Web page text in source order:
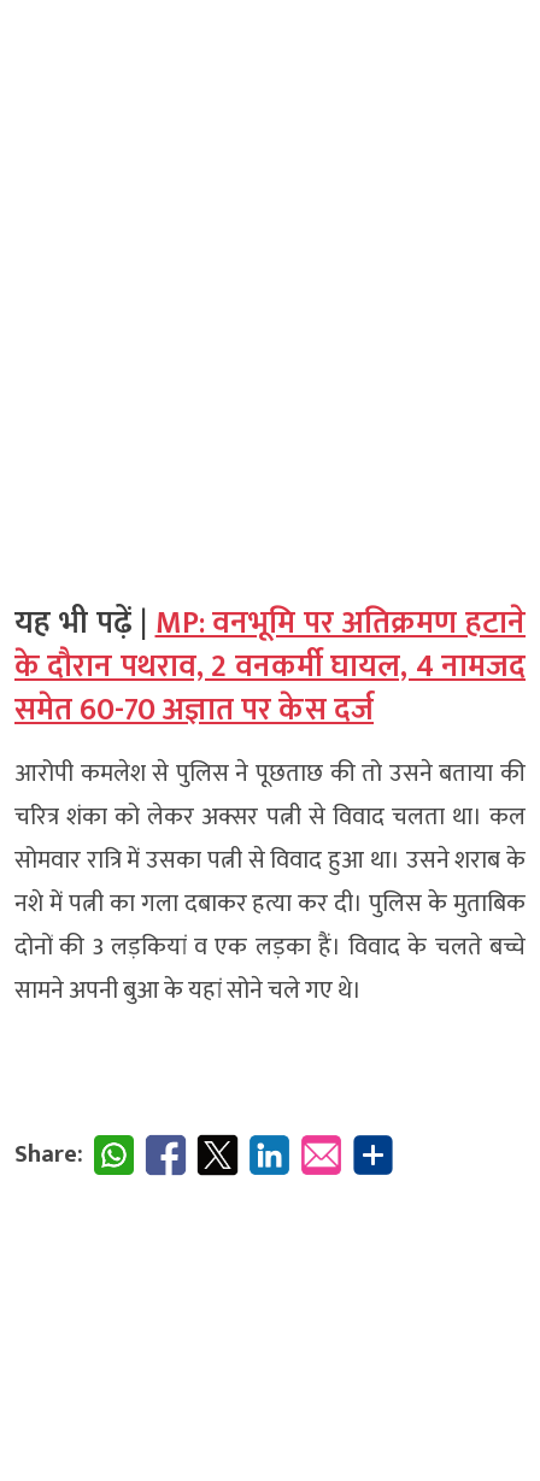
यह भी पढ़ें |MP: वनभूमि पर अतिक्रमण हटाने
के दौरान पथराव, 2 वनकर्मी घायल, 4 नामजद
समेत 60-70 अज्ञात पर केस दर्ज
आरोपी कमलेश से पुलिस ने पूछताछ की तो उसने बताया की
चरित्र शंका को लेकर अक्सर पत्नी से विवाद चलता था। कल
सोमवार रात्रि में उसका पत्नी से विवाद हुआ था। उसने शराब के
नशे में पत्नी का गला दबाकर हत्या कर दी। पुलिस के मुताबिक
दोनों की 3 लड़कियां व एक लड़का हैं। विवाद के चलते बच्चे
सामने अपनी बुआ के यहां सोने चले गए थे।
Share: